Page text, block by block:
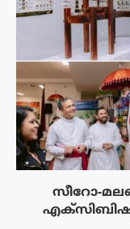
സീറോ-